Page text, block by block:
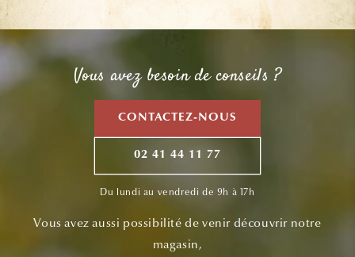
Vous avez besoin de conseils ?
CONTACTEZ-NOUS
02 41 44 11 77
Du lundi au vendredi de 9h à 17h
Vous avez aussi possibilité de venir découvrir notre
magasin,